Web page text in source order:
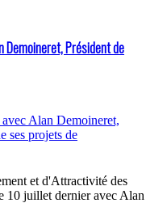
Demoineret, Président de
et d'Attractivité des
10 juillet dernier avec Alan